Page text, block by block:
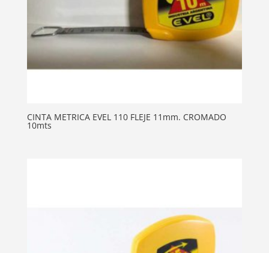
CINTA METRICA EVEL 110 FLEJE 11mm. CROMADO
10mts